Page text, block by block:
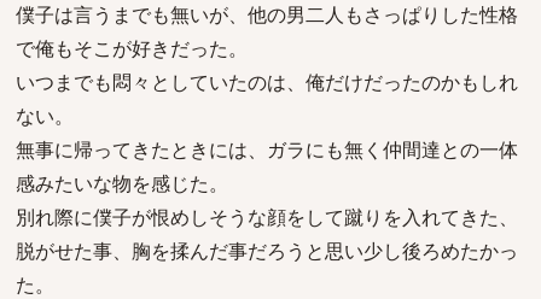
僕子は言うまでも無いが、他の男二人もさっぱりした性格
で俺もそこが好きだった。
いつまでも悶々としていたのは、俺だけだったのかもしれ
ない。
無事に帰ってきたときには、ガラにも無く仲間達との一体
感みたいな物を感じた。
別れ際に僕子が恨めしそうな顔をして蹴りを入れてきた、
脱がせた事、胸を揉んだ事だろうと思い少し後ろめたかっ
た。